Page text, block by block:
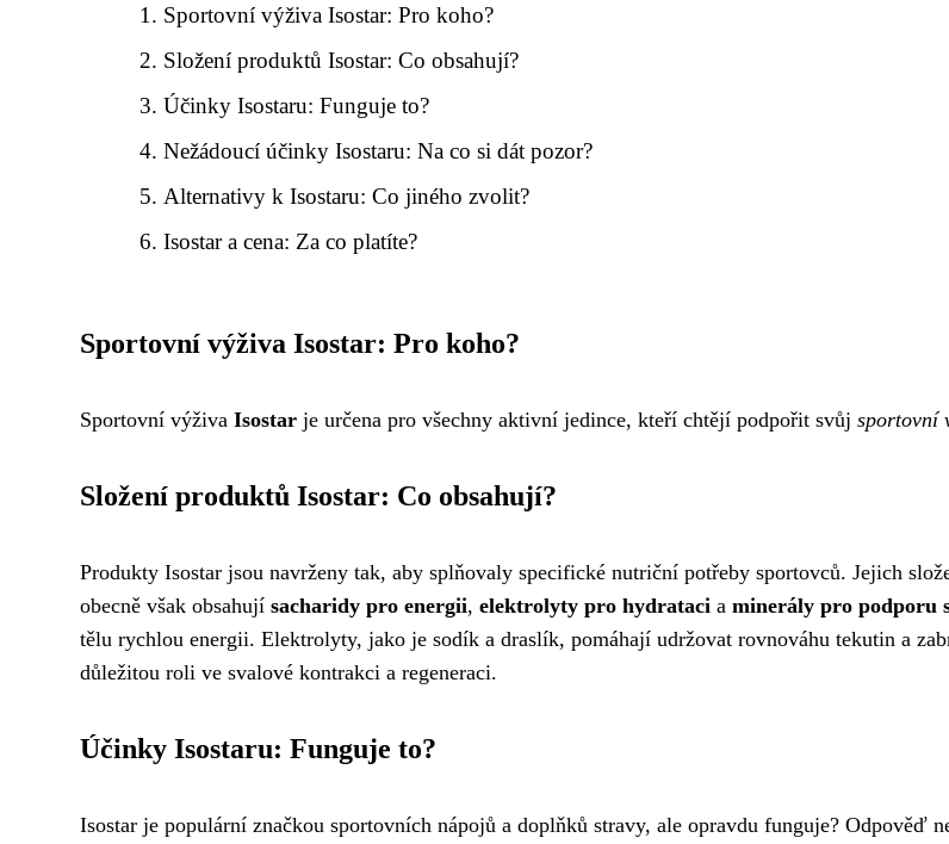
Sportovní výživa Isostar: Pro koho?
Složení produktů Isostar: Co obsahují?
Účinky Isostaru: Funguje to?
Nežádoucí účinky Isostaru: Na co si dát pozor?
Alternativy k Isostaru: Co jiného zvolit?
Isostar a cena: Za co platíte?
Sportovní výživa Isostar: Pro koho?
Sportovní výživa Isostar je určena pro všechny aktivní jedince, kteří chtějí podpořit svůj sportovní
Složení produktů Isostar: Co obsahují?
Produkty Isostar jsou navrženy tak, aby splňovaly specifické nutriční potřeby sportovců. Jejich
obecně však obsahují sacharidy pro energii, elektrolyty pro hydrataci a minerály pro podporu
tělu rychlou energii. Elektrolyty, jako je sodík a draslík, pomáhají udržovat rovnováhu tekutin a
důležitou roli ve svalové kontrakci a regeneraci.
Účinky Isostaru: Funguje to?
Isostar je populární značkou sportovních nápojů a doplňků stravy, ale opravdu funguje? Odpověď